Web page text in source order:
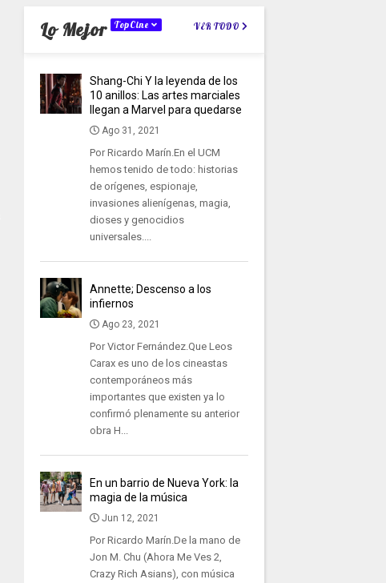
Lo Mejor TopCine VER TODO
Shang-Chi Y la leyenda de los
10 anillos: Las artes marciales
llegan a Marvel para quedarse
Ago 31, 2021
Por Ricardo Marín.En el UCM
hemos tenido de todo: historias
de orígenes, espionaje,
invasiones alienígenas, magia,
dioses y genocidios
universales....
Annette; Descenso a los
infiernos
Ago 23, 2021
Por Victor Fernández.Que Leos
Carax es uno de los cineastas
contemporáneos más
importantes que existen ya lo
confirmó plenamente su anterior
obra H...
En un barrio de Nueva York: la
magia de la música
Jun 12, 2021
Por Ricardo Marín.De la mano de
Jon M. Chu (Ahora Me Ves 2,
Crazy Rich Asians), con música